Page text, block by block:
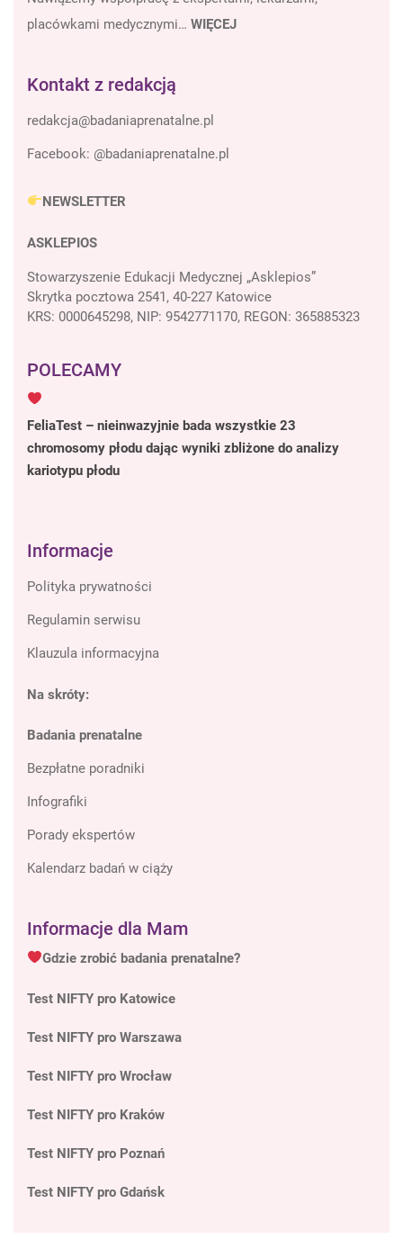
placówkami medycznymi… WIĘCEJ
Kontakt z redakcją
Facebook: @badaniaprenatalne.pl
NEWSLETTER
ASKLEPIOS
Stowarzyszenie Edukacji Medycznej „Asklepios”
Skrytka pocztowa 2541, 40-227 Katowice
KRS: 0000645298, NIP: 9542771170, REGON: 365885323
POLECAMY
FeliaTest – nieinwazyjnie bada wszystkie 23
chromosomy płodu dając wyniki zbliżone do analizy
kariotypu płodu
Informacje
Polityka prywatności
Regulamin serwisu
Klauzula informacyjna
Na skróty:
Badania prenatalne
Bezpłatne poradniki
Infografiki
Porady ekspertów
Kalendarz badań w ciąży
Informacje dla Mam
Gdzie zrobić badania prenatalne?
Test NIFTY pro Katowice
Test NIFTY pro Warszawa
Test NIFTY pro Wrocław
Test NIFTY pro Kraków
Test NIFTY pro Poznań
Test NIFTY pro Gdańsk